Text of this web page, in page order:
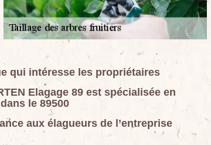
qui intéresse les propriétaires
Elagage 89 est spécialisée en
le 89500
aux élagueurs de l’entreprise